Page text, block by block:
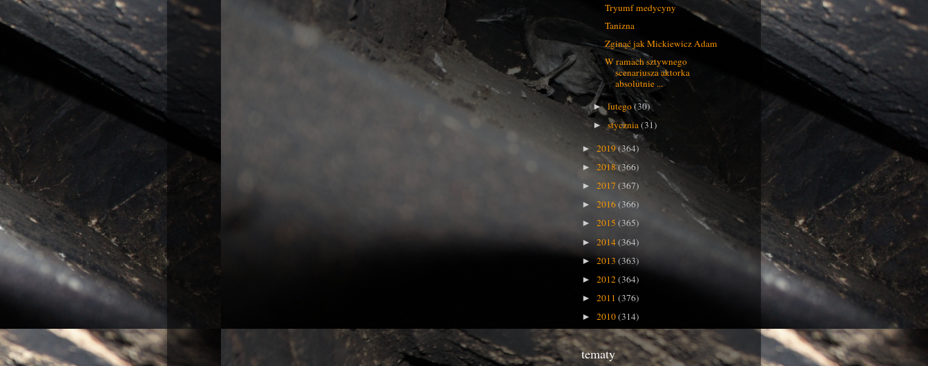
Tryumf medycyny
Tanizna
Zginąć jak Mickiewicz Adam
W ramach sztywnego
scenariusza aktorka
absolutnie ...
►lutego(30)
►stycznia(31)
► 2019(364)
► 2018(366)
► 2017 (367)
► 2016(366)
► 2015 (365)
► 2014(364)
► 2013 (363)
► 2012(364)
► 2011 (376)
► 2010(314)
tematy